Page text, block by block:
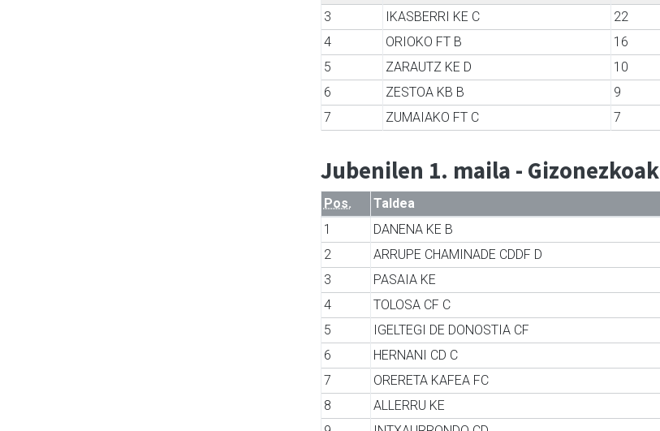
3
IKASBERRI KE C 22
4
ORIOKO FT B 16
5
ZARAUTZ KE D 10
6
ZESTOA KB B 9
7
ZUMAIAKO FT C 7
Jubenilen 1. maila - Gizonezkoak
Pos. Taldea
1
DANENA KE B
2
ARRUPE CHAMINADE CDDF D
3
PASAIA KE
4
TOLOSA CF C
5
IGELTEGI DE DONOSTIA CF
6
HERNANI CD C
7
ORERETA KAFEA FC
8
ALLERRU KE